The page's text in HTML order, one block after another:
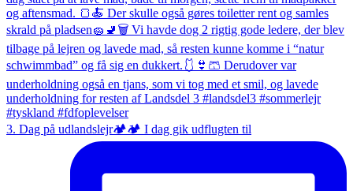
3. Dag på udlandslejr🏕️🏕️ I dag gik udflugten til